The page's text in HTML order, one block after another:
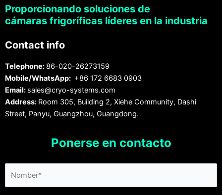
Proporcionando soluciones de
cámaras frigoríficas líderes en la industria
Contact info
Telephone: 86-020-26273159
Mobile/WhatsApp: +86 172 6683 0903
Email: sales@cryo-systems.com
Address: Room 305, Building 2, Xiehe Community, Dashi
Street, Panyu, Guangzhou, Guangdong.
Ponerse en contacto